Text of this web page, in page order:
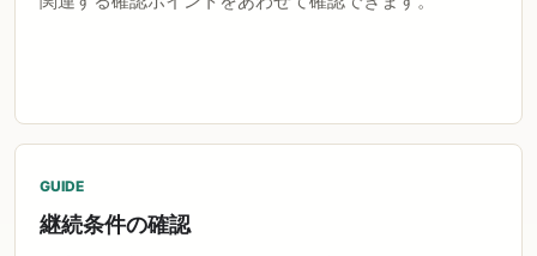
GUIDE
継続条件の確認